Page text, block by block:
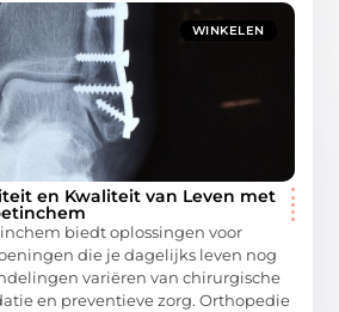
WINKELEN
en Kwaliteit van Leven met
biedt oplossingen voor
die je dagelijks leven nog
variëren van chirurgische
en preventieve zorg. Orthopedie